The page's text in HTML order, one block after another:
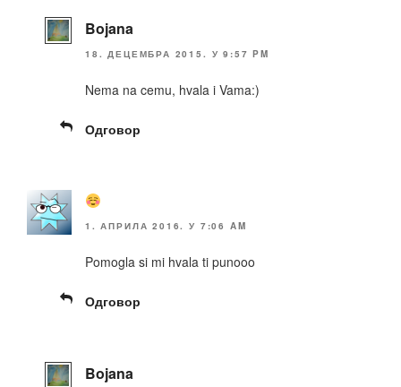
Bojana
18. ДЕЦЕМБРА 2015. У 9:57 PM
Nema na cemu, hvala i Vama:)
Одговор
1. АПРИЛА 2016. У 7:06 AM
Pomogla si mi hvala ti punooo
Одговор
Bojana